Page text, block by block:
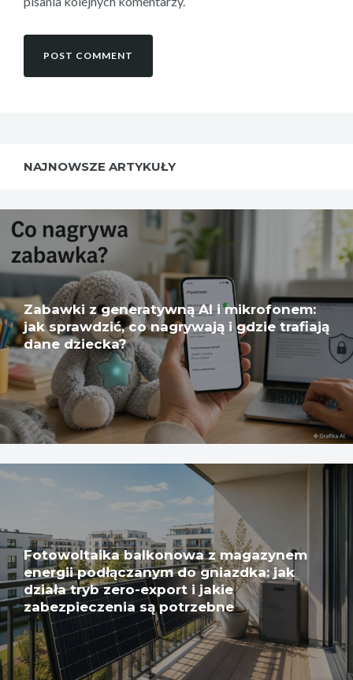
NAJNOWSZE ARTYKUŁY
Zabawki z generatywną AI i mikrofonem:
jak sprawdzić, co nagrywają i gdzie trafiają
dane dziecka?
Fotowoltaika balkonowa z magazynem
energii podłączanym do gniazdka: jak
działa tryb zero-export i jakie
zabezpieczenia są potrzebne